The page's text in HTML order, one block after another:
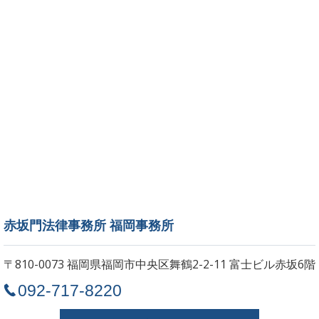
赤坂門法律事務所 福岡事務所
〒810-0073 福岡県福岡市中央区舞鶴2-2-11 富士ビル赤坂6階
092-717-8220